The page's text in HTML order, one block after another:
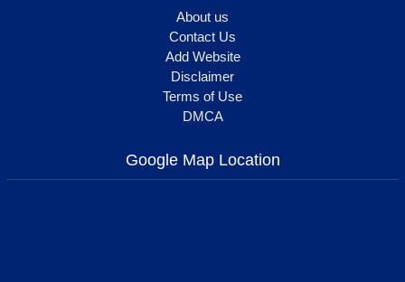
About us
Contact Us
Add Website
Disclaimer
Terms of Use
DMCA
Google Map Location